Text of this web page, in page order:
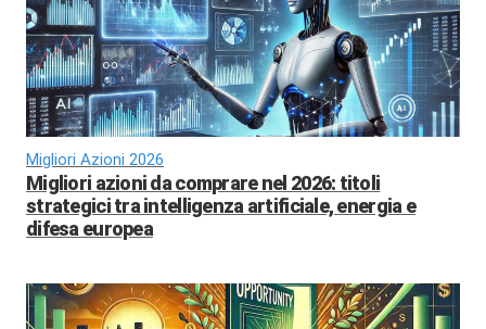
Migliori Azioni 2026
Migliori azioni da comprare nel 2026: titoli
strategici tra intelligenza artificiale, energia e
difesa europea